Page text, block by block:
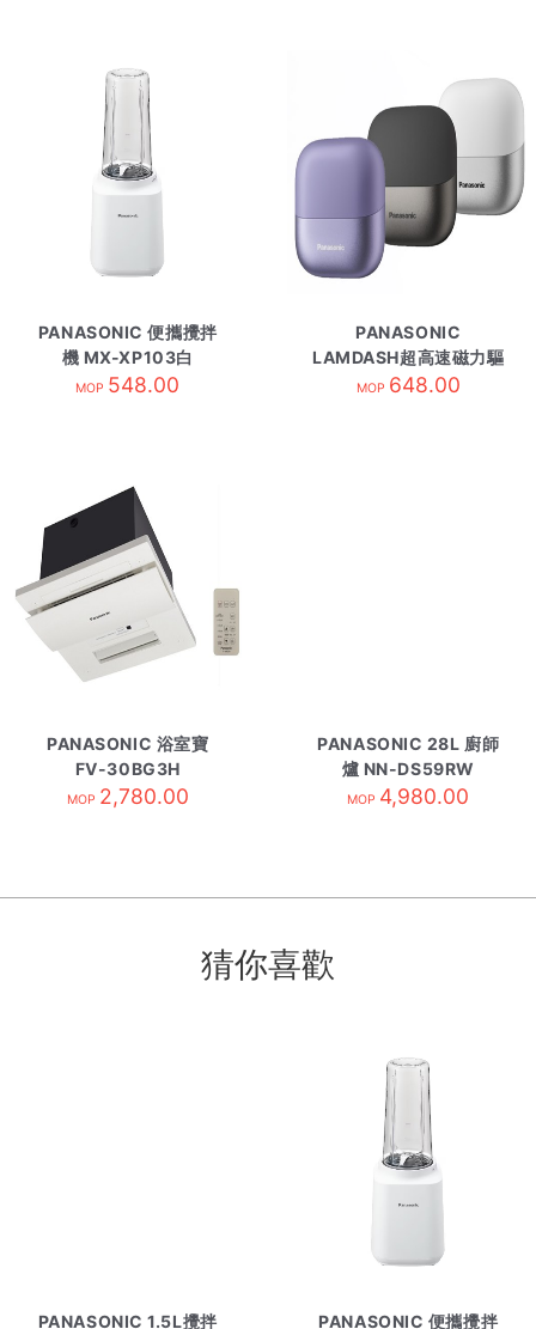
PANASONIC 便攜攪拌
機 MX-XP103白
MOP 548.00
PANASONIC
LAMDASH超高速磁力驅
動電鬚刨 ESCM3A/W
MOP 648.00
PANASONIC 浴室寶
FV-30BG3H
MOP 2,780.00
PANASONIC 28L 廚師
爐 NN-DS59RW
MOP 4,980.00
猜你喜歡
PANASONIC 1.5L攪拌
PANASONIC 便攜攪拌